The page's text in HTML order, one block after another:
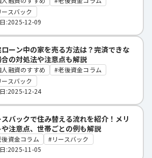
ースバック
:2025-12-09
ーン中の家を売る方法は？完済できな
合の対処法や注意点も解説
人融資のすすめ
老後資金コラム
ースバック
:2025-12-24
スバックで住み替える流れを紹介！メリ
や注意点、世帯ごとの例も解説
後資金コラム
リースバック
:2025-11-05